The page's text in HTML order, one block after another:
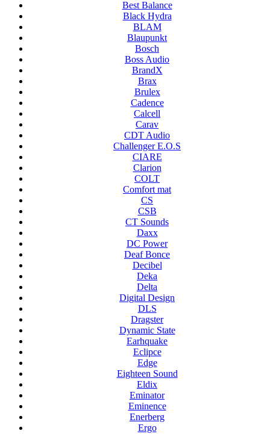
Best Balance
Black Hydra
BLAM
Blaupunkt
Bosch
Boss Audio
BrandX
Brax
Brulex
Cadence
Calcell
Carav
CDT Audio
Challenger E.O.S
CIARE
Clarion
COLT
Comfort mat
CS
CSB
CT Sounds
Daxx
DC Power
Deaf Bonce
Decibel
Deka
Delta
Digital Design
DLS
Dragster
Dynamic State
Earhquake
Eclipce
Edge
Eighteen Sound
Eldix
Eminator
Eminence
Enerberg
Ergo